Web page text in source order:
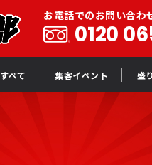
お電話でのお問い合わ
0120
すべて 集客イベント 盛